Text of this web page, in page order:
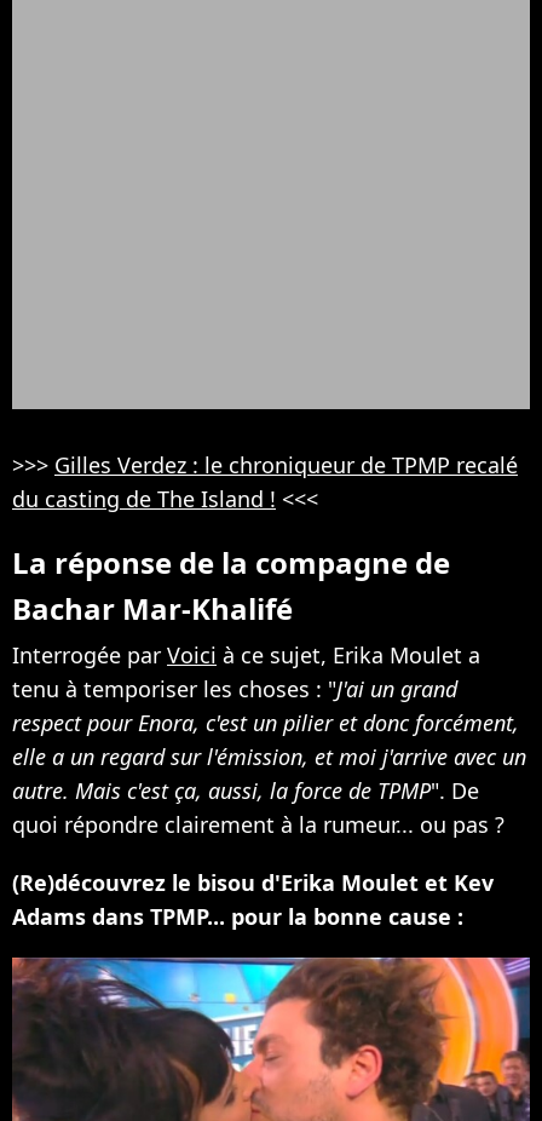
>>> Gilles Verdez : le chroniqueur de TPMP recalé
du casting de The Island ! <<<
La réponse de la compagne de
Bachar Mar-Khalifé
Interrogée par Voici à ce sujet, Erika Moulet a
tenu à temporiser les choses : "J'ai un grand
respect pour Enora, c'est un pilier et donc forcément,
elle a un regard sur l'émission, et moi j'arrive avec un
autre. Mais c'est ça, aussi, la force de TPMP". De
quoi répondre clairement à la rumeur... ou pas ?
(Re)découvrez le bisou d'Erika Moulet et Kev
Adams dans TPMP... pour la bonne cause :